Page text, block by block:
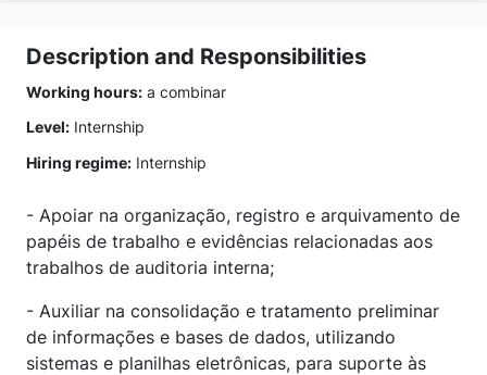
Description and Responsibilities
Working hours: a combinar
Level: Internship
Hiring regime: Internship
- Apoiar na organização, registro e arquivamento de
papéis de trabalho e evidências relacionadas aos
trabalhos de auditoria interna;
- Auxiliar na consolidação e tratamento preliminar
de informações e bases de dados, utilizando
sistemas e planilhas eletrônicas, para suporte às